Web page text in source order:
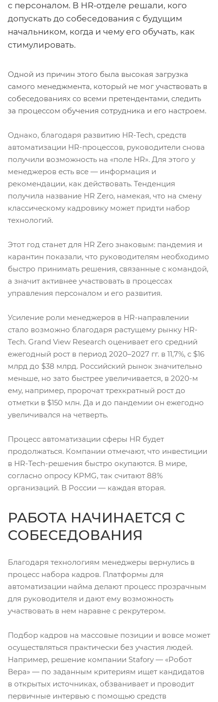
с персоналом. В HR-отделе решали, кого
допускать до собеседования с будущим
начальником, когда и чему его обучать, как
стимулировать.
Одной из причин этого была высокая загрузка
самого менеджмента, который не мог участвовать в
собеседованиях со всеми претендентами, следить
за процессом обучения сотрудника и его настроем.
Однако, благодаря развитию HR-Tech, средств
автоматизации HR-процессов, руководители снова
получили возможность на «поле HR». Для этого у
менеджеров есть все — информация и
рекомендации, как действовать. Тенденция
получила название HR Zero, намекая, что на смену
классическому кадровику может придти набор
технологий.
Этот год станет для HR Zero знаковым: пандемия и
карантин показали, что руководителям необходимо
быстро принимать решения, связанные с командой,
а значит активнее участвовать в процессах
управления персоналом и его развития.
Усиление роли менеджеров в HR-направлении
стало возможно благодаря растущему рынку HR-
Tech. Grand View Research оценивает его средний
ежегодный рост в период 2020–2027 гг. в 11,7%, с $16
млрд до $38 млрд. Российский рынок значительно
меньше, но зато быстрее увеличивается, в 2020-м
ему, например, пророчат трехкратный рост до
отметки в $150 млн. Да и до пандемии он ежегодно
увеличивался на четверть.
Процесс автоматизации сферы HR будет
продолжаться. Компании отмечают, что инвестиции
в HR-Tech-решения быстро окупаются. В мире,
согласно опросу KPMG, так считают 88%
организаций. В России — каждая вторая.
РАБОТА НАЧИНАЕТСЯ С
СОБЕСЕДОВАНИЯ
Благодаря технологиям менеджеры вернулись в
процесс набора кадров. Платформы для
автоматизации найма делают процесс прозрачным
для руководителя и дают ему возможность
участвовать в нем наравне с рекрутером.
Подбор кадров на массовые позиции и вовсе может
осуществляться практически без участия людей.
Например, решение компании Stafory — «Робот
Вера» — по заданным критериям ищет кандидатов
в открытых источниках, обзванивает и проводит
первичные интервью с помощью средств